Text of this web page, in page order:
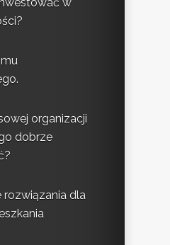
w
organizacji
dobrze
rozwiązania dla